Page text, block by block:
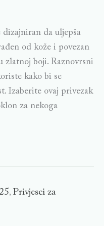
da uljepša
od kože i povezan
zlatnoj boji. Raznovrsni
kako bi se
Izaberite ovaj privezak
za nekoga
, Privjesci za